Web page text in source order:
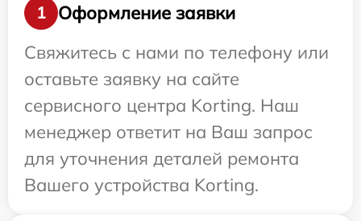
1
Оформление заявки
Свяжитесь с нами по телефону или
оставьте заявку на сайте
сервисного центра Korting. Наш
менеджер ответит на Ваш запрос
для уточнения деталей ремонта
Вашего устройства Korting.